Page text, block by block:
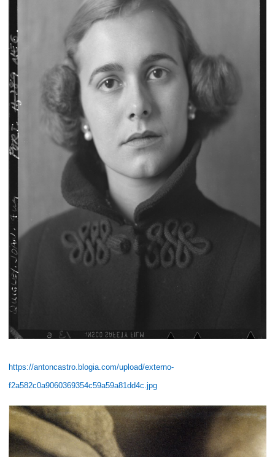
https://antoncastro.blogia.com/upload/externo-
f2a582c0a9060369354c59a59a81dd4c.jpg